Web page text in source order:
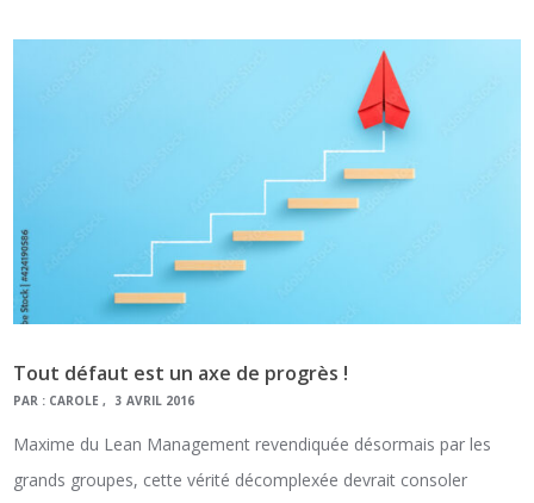
Tout défaut est un axe de progrès !
PAR : CAROLE 3 AVRIL 2016
Maxime du Lean Management revendiquée désormais par les
grands groupes, cette vérité décomplexée devrait consoler